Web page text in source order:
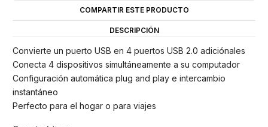
COMPARTIR ESTE PRODUCTO
DESCRIPCIÓN
Convierte un puerto USB en 4 puertos USB 2.0 adiciónales
Conecta 4 dispositivos simultáneamente a su computador
Configuración automática plug and play e intercambio
instantáneo
Perfecto para el hogar o para viajes